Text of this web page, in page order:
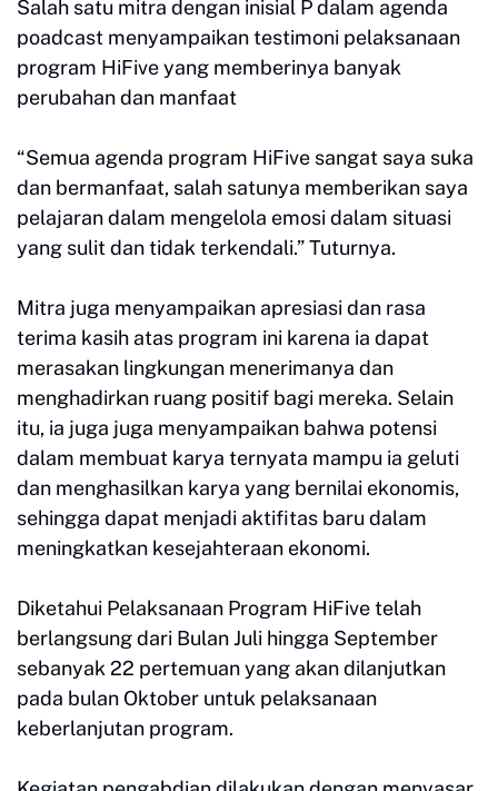
Salah satu mitra dengan inisial P dalam agenda
poadcast menyampaikan testimoni pelaksanaan
program HiFive yang memberinya banyak
perubahan dan manfaat
“Semua agenda program HiFive sangat saya suka
dan bermanfaat, salah satunya memberikan saya
pelajaran dalam mengelola emosi dalam situasi
yang sulit dan tidak terkendali.” Tuturnya.
Mitra juga menyampaikan apresiasi dan rasa
terima kasih atas program ini karena ia dapat
merasakan lingkungan menerimanya dan
menghadirkan ruang positif bagi mereka. Selain
itu, ia juga juga menyampaikan bahwa potensi
dalam membuat karya ternyata mampu ia geluti
dan menghasilkan karya yang bernilai ekonomis,
sehingga dapat menjadi aktifitas baru dalam
meningkatkan kesejahteraan ekonomi.
Diketahui Pelaksanaan Program HiFive telah
berlangsung dari Bulan Juli hingga September
sebanyak 22 pertemuan yang akan dilanjutkan
pada bulan Oktober untuk pelaksanaan
keberlanjutan program.